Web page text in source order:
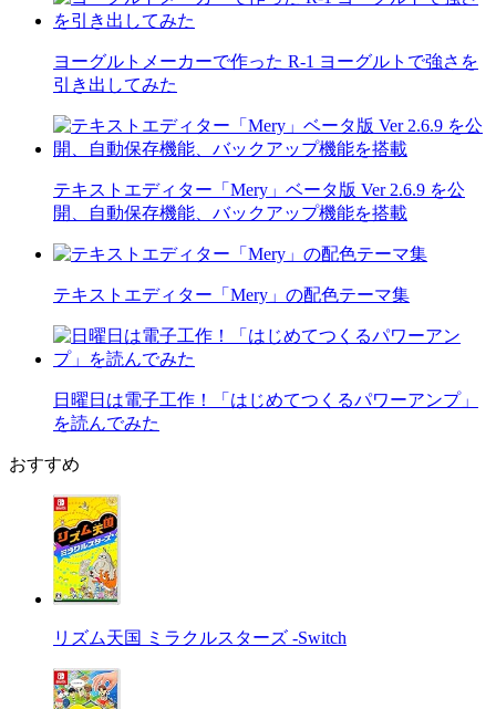
ヨーグルトメーカーで作った R-1 ヨーグルトで強さを
引き出してみた
テキストエディター「Mery」ベータ版 Ver 2.6.9 を公
開、自動保存機能、バックアップ機能を搭載
テキストエディター「Mery」の配色テーマ集
日曜日は電子工作！「はじめてつくるパワーアンプ」
を読んでみた
おすすめ
リズム天国 ミラクルスターズ -Switch